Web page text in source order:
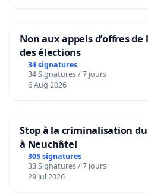
Non aux appels d’offres
des élections
34 signatures
34 Signatures / 7 jours
6 Aug 2026
Stop à la criminalisation
à Neuchâtel
305 signatures
33 Signatures / 7 jours
29 Jul 2026